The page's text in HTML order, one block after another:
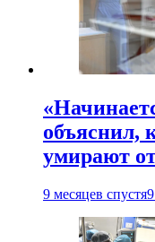
объяснил,
умирают
9 месяцев спустя